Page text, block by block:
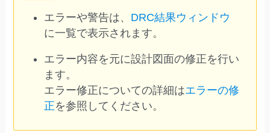
エラーや警告は、 DRC結果ウィンドウ
に一覧で表示されます。
エラー内容を元に設計図面の修正を行い
ます。
エラー修正についての詳細はエラーの修
正を参照してください。